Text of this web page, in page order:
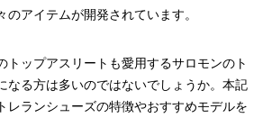
のアイテムが開発されています。
トップアスリートも愛用するサロモンのト
なる方は多いのではないでしょうか。本記
レランシューズの特徴やおすすめモデルを